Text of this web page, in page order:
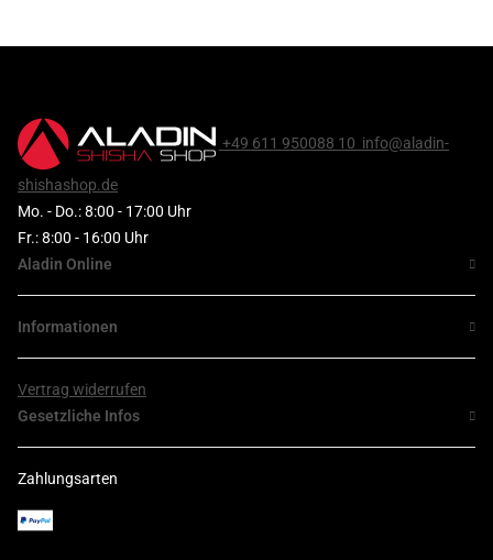
+49 611 950088 10 info@aladin-
shishashop.de
Mo. - Do.: 8:00 - 17:00 Uhr
Fr.: 8:00 - 16:00 Uhr
Aladin Online
Informationen
Vertrag widerrufen
Gesetzliche Infos
Zahlungsarten